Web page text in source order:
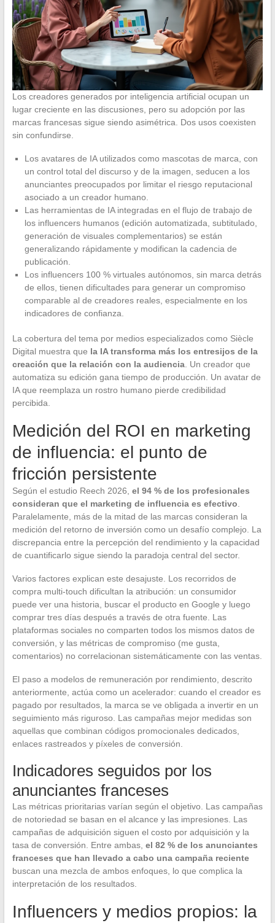
Los creadores generados por inteligencia artificial ocupan un
lugar creciente en las discusiones, pero su adopción por las
marcas francesas sigue siendo asimétrica. Dos usos coexisten
sin confundirse.
Los avatares de IA utilizados como mascotas de marca, con
un control total del discurso y de la imagen, seducen a los
anunciantes preocupados por limitar el riesgo reputacional
asociado a un creador humano.
Las herramientas de IA integradas en el flujo de trabajo de
los influencers humanos (edición automatizada, subtitulado,
generación de visuales complementarios) se están
generalizando rápidamente y modifican la cadencia de
publicación.
Los influencers 100 % virtuales autónomos, sin marca detrás
de ellos, tienen dificultades para generar un compromiso
comparable al de creadores reales, especialmente en los
indicadores de confianza.
La cobertura del tema por medios especializados como Siècle
Digital muestra que la IA transforma más los entresijos de la
creación que la relación con la audiencia. Un creador que
automatiza su edición gana tiempo de producción. Un avatar de
IA que reemplaza un rostro humano pierde credibilidad
percibida.
Medición del ROI en marketing
de influencia: el punto de
fricción persistente
Según el estudio Reech 2026, el 94 % de los profesionales
consideran que el marketing de influencia es efectivo.
Paralelamente, más de la mitad de las marcas consideran la
medición del retorno de inversión como un desafío complejo. La
discrepancia entre la percepción del rendimiento y la capacidad
de cuantificarlo sigue siendo la paradoja central del sector.
Varios factores explican este desajuste. Los recorridos de
compra multi-touch dificultan la atribución: un consumidor
puede ver una historia, buscar el producto en Google y luego
comprar tres días después a través de otra fuente. Las
plataformas sociales no comparten todos los mismos datos de
conversión, y las métricas de compromiso (me gusta,
comentarios) no correlacionan sistemáticamente con las ventas.
El paso a modelos de remuneración por rendimiento, descrito
anteriormente, actúa como un acelerador: cuando el creador es
pagado por resultados, la marca se ve obligada a invertir en un
seguimiento más riguroso. Las campañas mejor medidas son
aquellas que combinan códigos promocionales dedicados,
enlaces rastreados y píxeles de conversión.
Indicadores seguidos por los
anunciantes franceses
Las métricas prioritarias varían según el objetivo. Las campañas
de notoriedad se basan en el alcance y las impresiones. Las
campañas de adquisición siguen el costo por adquisición y la
tasa de conversión. Entre ambas, el 82 % de los anunciantes
franceses que han llevado a cabo una campaña reciente
buscan una mezcla de ambos enfoques, lo que complica la
interpretación de los resultados.
Influencers y medios propios: la